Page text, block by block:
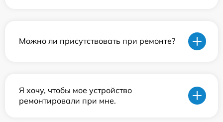
Можно ли присутствовать при ремонте?
Я хочу, чтобы мое устройство
ремонтировали при мне.